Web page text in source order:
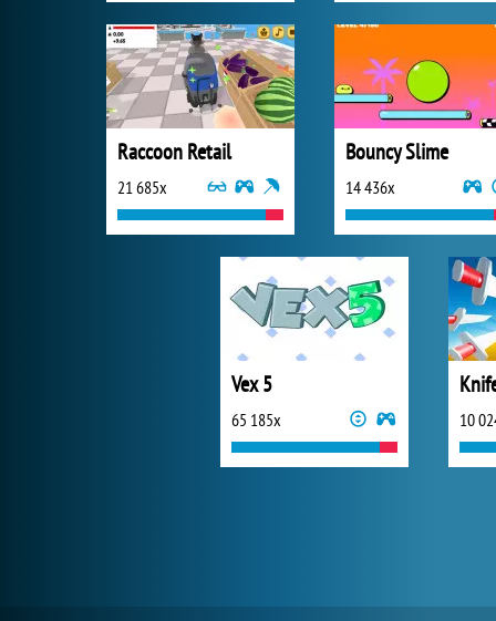
Raccoon Retail
21 685x
Bouncy Slime
14 436x
Vex 5
65 185x 10